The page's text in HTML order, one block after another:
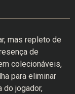
mas repleto de
de
colecionáveis,
para eliminar
do jogador,